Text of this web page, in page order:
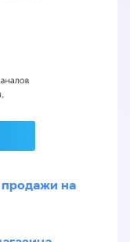
продажи на